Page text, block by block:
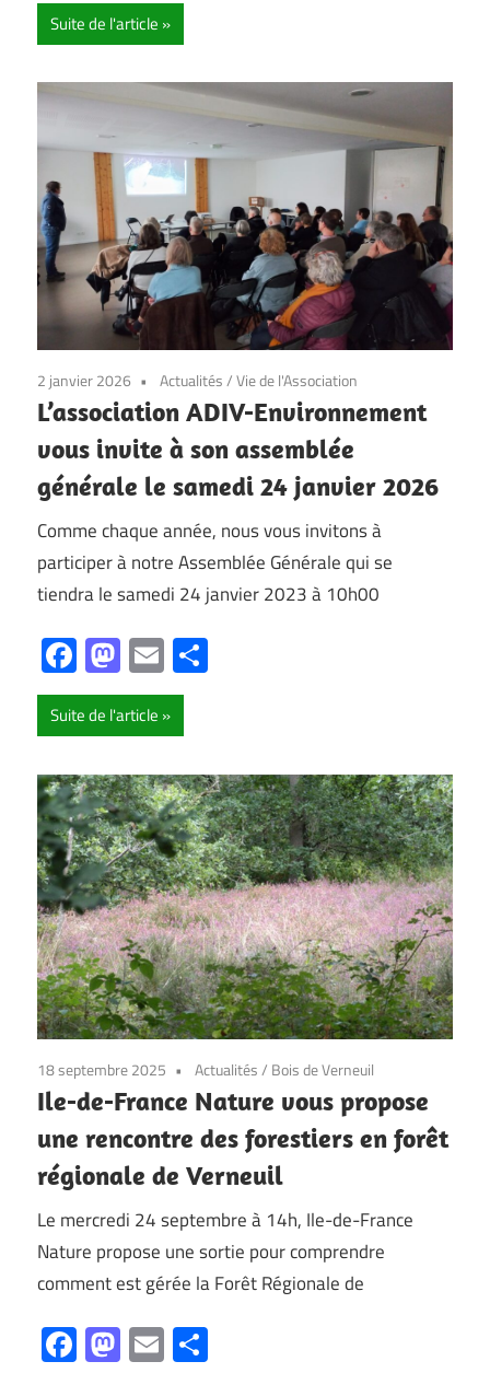
Suite de l'article
2 janvier 2026 Actualités/Vie de l'Association
L’association ADIV-Environnement
vous invite à son assemblée
générale le samedi 24 janvier 2026
Comme chaque année, nous vous invitons à
participer à notre Assemblée Générale qui se
tiendra le samedi 24 janvier 2023 à 10h00
Facebook
Mastodon
Email
Suite de l'article
18 septembre 2025 Actualités/ Bois de Verneuil
Ile-de-France Nature vous propose
une rencontre des forestiers en forêt
régionale de Verneuil
Le mercredi 24 septembre à 14h, Ile-de-France
Nature propose une sortie pour comprendre
comment est gérée la Forêt Régionale de
Facebook
Mastodon
Email